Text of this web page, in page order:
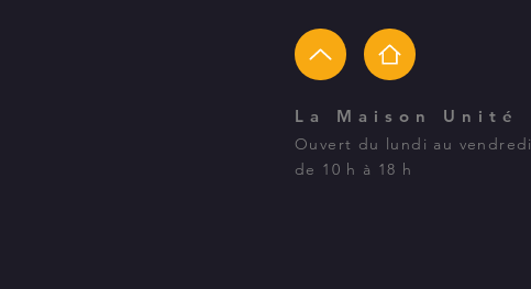
La Maison Unité
Ouvert du lundi au vendredi
de 10 h à 18 h